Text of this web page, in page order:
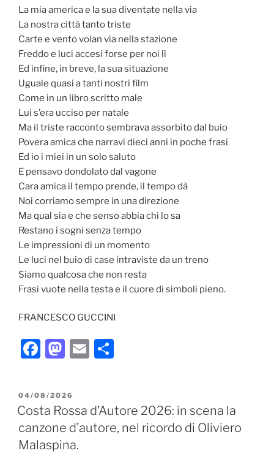
La mia america e la sua diventate nella via
La nostra città tanto triste
Carte e vento volan via nella stazione
Freddo e luci accesi forse per noi lì
Ed infine, in breve, la sua situazione
Uguale quasi a tanti nostri film
Come in un libro scritto male
Lui s’era ucciso per natale
Ma il triste racconto sembrava assorbito dal buio
Povera amica che narravi dieci anni in poche frasi
Ed io i miei in un solo saluto
E pensavo dondolato dal vagone
Cara amica il tempo prende, il tempo dà
Noi corriamo sempre in una direzione
Ma qual sia e che senso abbia chi lo sa
Restano i sogni senza tempo
Le impressioni di un momento
Le luci nel buio di case intraviste da un treno
Siamo qualcosa che non resta
Frasi vuote nella testa e il cuore di simboli pieno.
FRANCESCO GUCCINI
F
c
e
b
o
M
st
o
d
o
E
l
di
vi
PUBBLICATO
IL
04/08/2026
Costa Rossa d’Autore 2026: in scena la
canzone d’autore, nel ricordo di Oliviero
Malaspina.